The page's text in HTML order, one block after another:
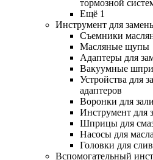
тормозной
Ещё 1
Инструмент для
Съемники
Масляные щупы
Адаптеры для
Вакуумные
Устройства для
адаптеров
Воронки для
Инструмент
Шприцы для
Насосы для масла
Головки для
Вспомогательный